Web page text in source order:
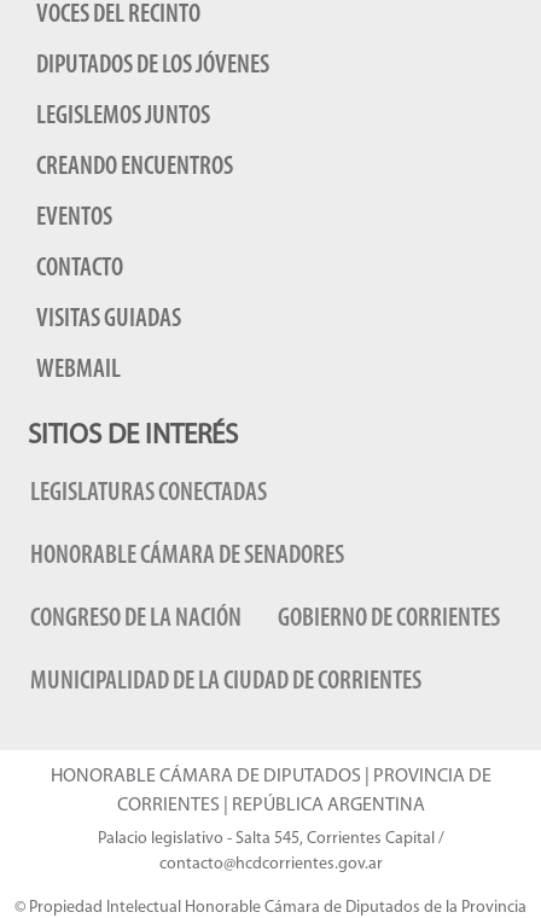
VOCES DEL RECINTO
DIPUTADOS DE LOS JÓVENES
LEGISLEMOS JUNTOS
CREANDO ENCUENTROS
EVENTOS
CONTACTO
VISITAS GUIADAS
WEBMAIL
SITIOS DE INTERÉS
LEGISLATURAS CONECTADAS
HONORABLE CÁMARA DE SENADORES
CONGRESO DE LA NACIÓN GOBIERNO DE CORRIENTES
MUNICIPALIDAD DE LA CIUDAD DE CORRIENTES
HONORABLE CÁMARA DE DIPUTADOS | PROVINCIA DE
CORRIENTES | REPÚBLICA ARGENTINA
Palacio legislativo - Salta 545, Corrientes Capital /
contacto@hcdcorrientes.gov.ar
© Propiedad Intelectual Honorable Cámara de Diputados de la Provincia